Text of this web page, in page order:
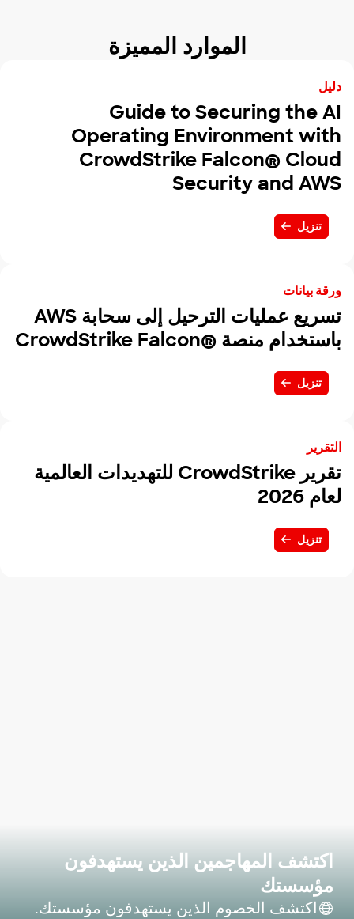
الموارد المميزة
دليل
Guide to Securing the AI
Operating Environment with
CrowdStrike Falcon® Cloud
Security and AWS
تنزيل
ورقة بيانات
تسريع عمليات الترحيل إلى سحابة AWS
باستخدام منصة CrowdStrike Falcon®‎
تنزيل
التقرير
تقرير CrowdStrike للتهديدات العالمية
لعام 2026
تنزيل
اكتشف المهاجمين الذين يستهدفون
مؤسستك
اكتشف الخصوم الذين يستهدفون مؤسستك.